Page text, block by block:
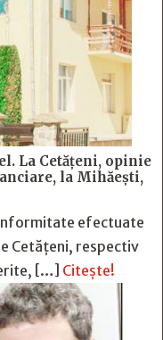
La Cetăţeni, opinie
la Mihăeşti,
efectuate
Cetățeni, respectiv
[…] Citește!